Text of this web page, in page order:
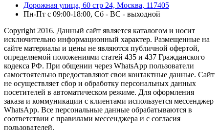
Дорожная улица, 60 стр 24, Москва, 117405
Пн-Пт с 09:00-18:00, Сб - ВС - выходной
Copyright 2016. Данный сайт является каталогом и носит
исключительно информационный характер. Размещенные на
сайте материалы и цены не являются публичной офертой,
определяемой положениями статей 435 и 437 Гражданского
кодекса РФ. При общении через WhatsApp пользователи
самостоятельно предоставляют свои контактные данные. Сайт
не осуществляет сбор и обработку персональных данных
посетителей в автоматическом режиме. Для оформления
заказа и коммуникации с клиентами используется мессенджер
WhatsApp. Все персональные данные обрабатываются в
соответствии с правилами мессенджера и с согласия
пользователей.